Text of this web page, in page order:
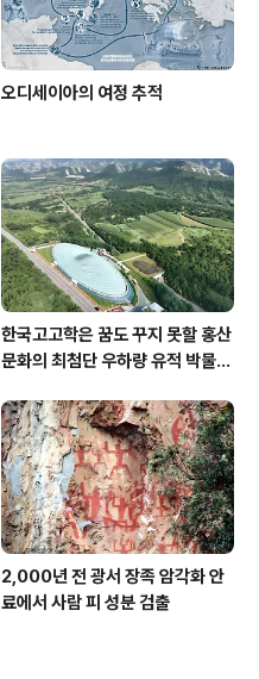
오디세이아의 여정 추적
한국고고학은 꿈도 꾸지 못할 홍산
문화의 최첨단 우하량 유적 박물관
2,000년 전 광서 장족 암각화 안
료에서 사람 피 성분 검출